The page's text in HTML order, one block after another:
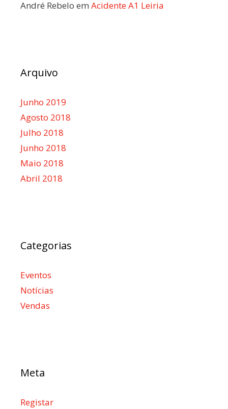
André Rebelo em Acidente A1 Leiria
Arquivo
Junho 2019
Agosto 2018
Julho 2018
Junho 2018
Maio 2018
Abril 2018
Categorias
Eventos
Notícias
Vendas
Meta
Registar